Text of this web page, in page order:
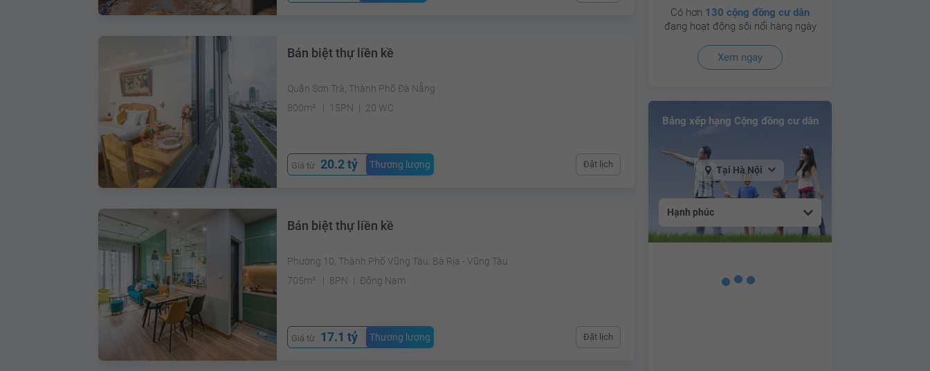
Bán biệt thự liền kề
Quận Sơn Trà, Thành Phố Đà Nẵng
800m²
15PN 20 WC
Giá từ 20.2 tỷ Thương lượng Đặt lịch
Bán biệt thự liền kề
Phường 10, Thành Phố Vũng Tàu, Bà Rịa - Vũng Tàu
705m²
8PN Đông Nam
Giá từ 17.1 tỷ Thương lượng Đặt lịch
Có hơn 130 cộng đồng cư dân
đang hoạt động sôi nổi hàng ngày
Xem ngay
Bảng xếp hạng Cộng đồng cư dân
Tại Hà Nội
Hạnh phúc